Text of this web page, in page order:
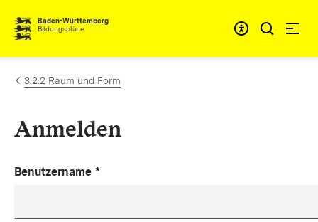
Zum Inhalt springen
Baden-Württemberg
Bildungspläne
3.2.2 Raum und Form
Anmelden
Benutzername *